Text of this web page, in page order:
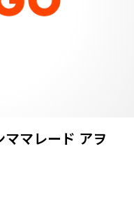
マレード アヲ